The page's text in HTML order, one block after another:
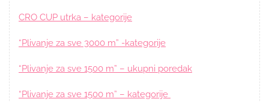
CRO CUP utrka – kategorije
“Plivanje za sve 3000 m” -kategorije
“Plivanje za sve 1500 m” – ukupni poredak
“Plivanje za sve 1500 m” – kategorije